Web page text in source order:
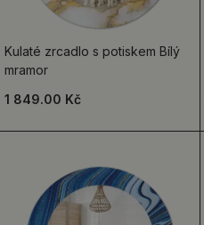
Kulaté zrcadlo s potiskem Bílý
mramor
1 849.00 Kč